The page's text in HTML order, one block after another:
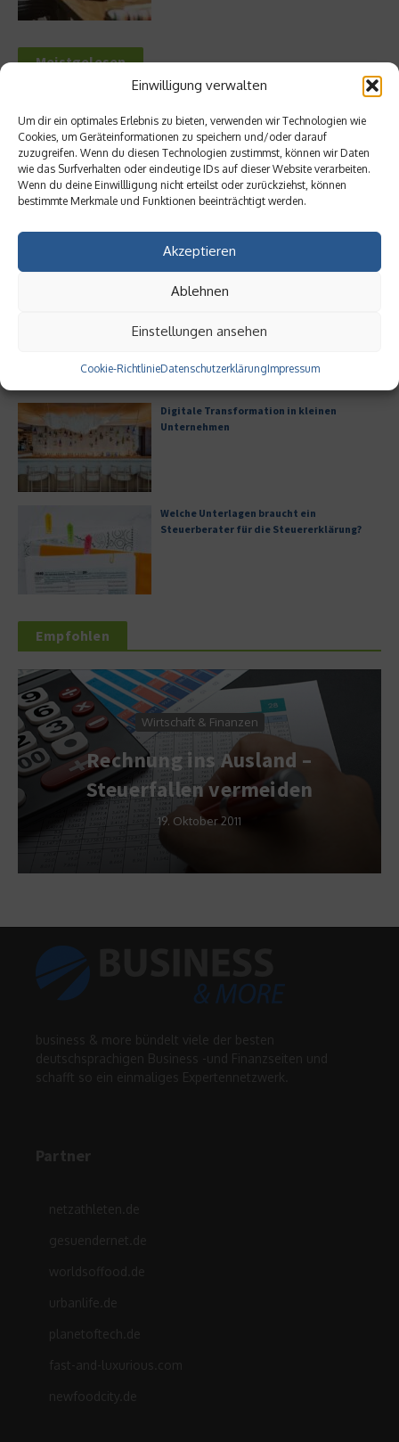
Einwilligung verwalten
Um dir ein optimales Erlebnis zu bieten, verwenden wir Technologien wie
Cookies, um Geräteinformationen zu speichern und/oder darauf
zuzugreifen. Wenn du diesen Technologien zustimmst, können wir Daten
wie das Surfverhalten oder eindeutige IDs auf dieser Website verarbeiten.
Wenn du deine Einwillligung nicht erteilst oder zurückziehst, können
bestimmte Merkmale und Funktionen beeinträchtigt werden.
Akzeptieren
Ablehnen
Einstellungen ansehen
Cookie-RichtlinieDatenschutzerklärungImpressum
Meistgelesen
Geschäftskontos für kleine Unternehmen
Hilton Worldwide: Eine Ikone der globalen
Digitale Transformation in kleinen
Unternehmen
Welche Unterlagen braucht ein
Steuerberater für die Steuererklärung?
Empfohlen
Wirtschaft & Finanzen
Rechnung ins Ausland –
Steuerfallen vermeiden
19. Oktober 2011
business & more bündelt viele der besten
deutschsprachigen Business -und Finanzseiten und
schafft so ein einmaliges Expertennetzwerk.
Partner
netzathleten.de
gesuendernet.de
worldsoffood.de
urbanlife.de
planetoftech.de
fast-and-luxurious.com
newfoodcity.de